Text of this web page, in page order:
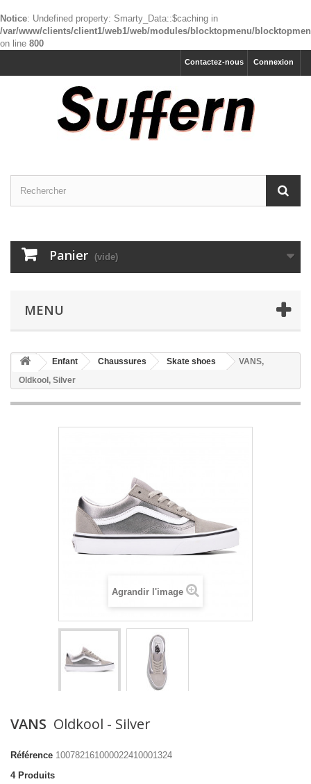
Notice: Undefined property: Smarty_Data::$caching in
/var/www/clients/client1/web1/web/modules/blocktopmenu/
on line 800
Connexion
Contactez-nous
Panier (vide)
MENU
Enfant Chaussures Skate shoes
VANS,
Oldkool, Silver
Agrandir l'image
VANS Oldkool - Silver
Référence 100782161000022410001324
4 Produits